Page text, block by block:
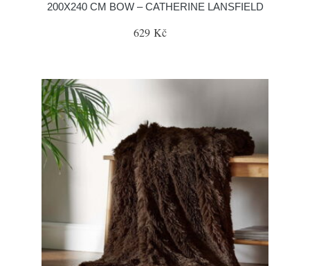
200X240 CM BOW – CATHERINE LANSFIELD
629 Kč